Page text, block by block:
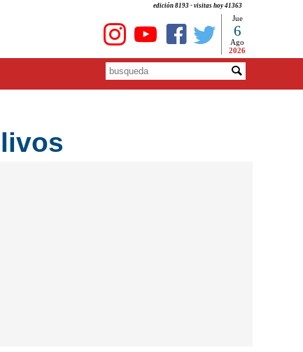
edición 8193 - visitas hoy 41363
Jue
6
Ago
2026